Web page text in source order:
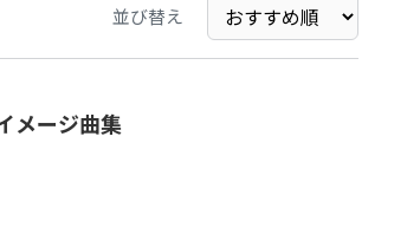
並び替え
メージ曲集